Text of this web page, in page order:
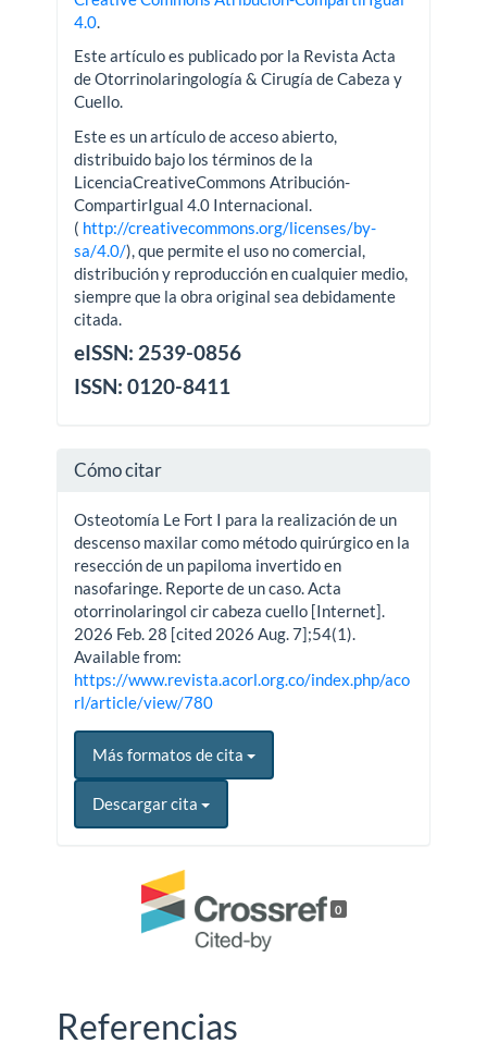
4.0
Este artículo es publicado por la Revista Acta
de Otorrinolaringología & Cirugía de Cabeza y
Cuello.
Este es un artículo de acceso abierto,
distribuido bajo los términos de la
LicenciaCreativeCommons Atribución-
CompartirIgual 4.0 Internacional.
( http://creativecommons.org/licenses/by-
sa/4.0/), que permite el uso no comercial,
distribución y reproducción en cualquier medio,
siempre que la obra original sea debidamente
citada.
eISSN: 2539-0856
ISSN: 0120-8411
Cómo citar
Osteotomía Le Fort I para la realización de un
descenso maxilar como método quirúrgico en la
resección de un papiloma invertido en
nasofaringe. Reporte de un caso. Acta
otorrinolaringol cir cabeza cuello [Internet].
2026 Feb. 28 [cited 2026 Aug. 7];54(1).
Available from:
https://www.revista.acorl.org.co/index.php/aco
rl/article/view/780
Más formatos de cita
Descargar cita
0
Referencias